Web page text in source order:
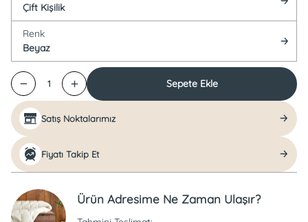
Çift Kişilik
Renk
Beyaz
1 Sepete Ekle
Satış Noktalarımız
Fiyatı Takip Et
Ürün Adresime Ne Zaman Ulaşır?